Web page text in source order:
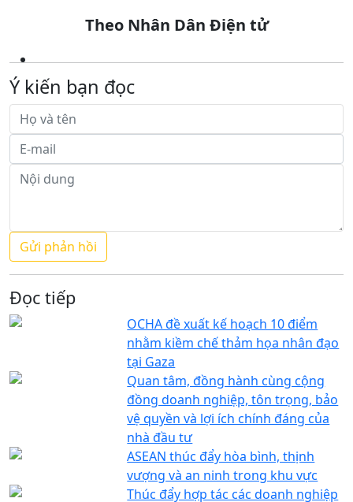
Theo Nhân Dân Điện tử
Ý kiến bạn đọc
Đọc tiếp
OCHA đề xuất kế hoạch 10 điểm
nhằm kiềm chế thảm họa nhân đạo
tại Gaza
Quan tâm, đồng hành cùng cộng
đồng doanh nghiệp, tôn trọng, bảo
vệ quyền và lợi ích chính đáng của
nhà đầu tư
ASEAN thúc đẩy hòa bình, thịnh
vượng và an ninh trong khu vực
Thúc đẩy hợp tác các doanh nghiệp